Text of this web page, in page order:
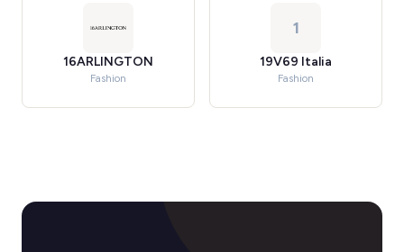
16ARLINGTON
Fashion
1
19V69 Italia
Fashion